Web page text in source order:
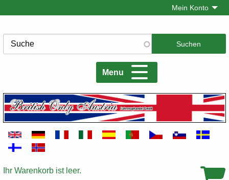
zum
Mein Konto
Suche
Menu
Warenkorb
Ihr Warenkorb ist leer.